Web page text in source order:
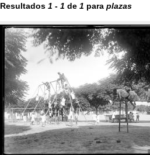
Resultados 1 - 1 de 1 para plazas